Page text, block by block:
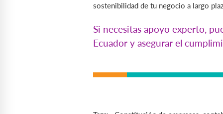
sostenibilidad de tu negocio a largo
Si necesitas apoyo experto,
Ecuador y asegurar el